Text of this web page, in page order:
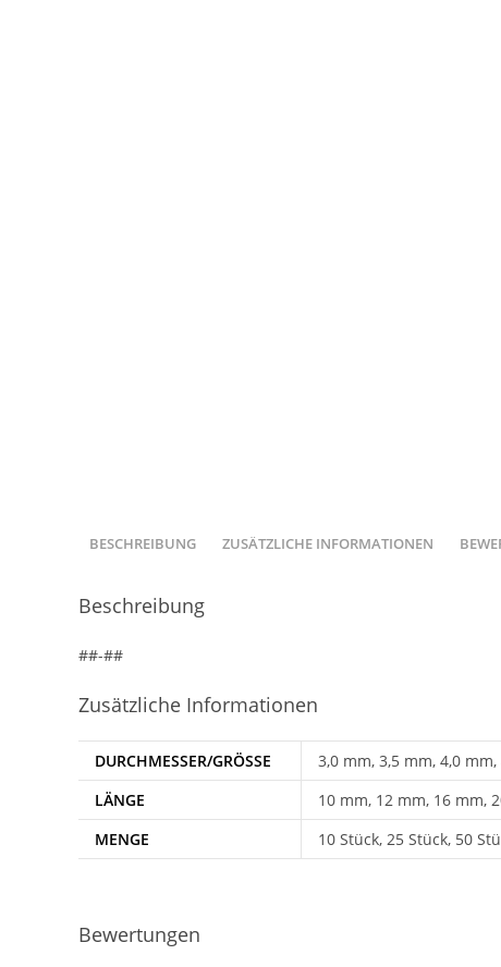
BESCHREIBUNG ZUSÄTZLICHE INFORMATIONEN
Beschreibung
##-##
Zusätzliche Informationen
DURCHMESSER/GRÖSSE
3,0 mm, 3,5 mm, 4,0
LÄNGE
10 mm, 12 mm, 16 mm,
MENGE
10 Stück, 25 Stück, 50
Bewertungen